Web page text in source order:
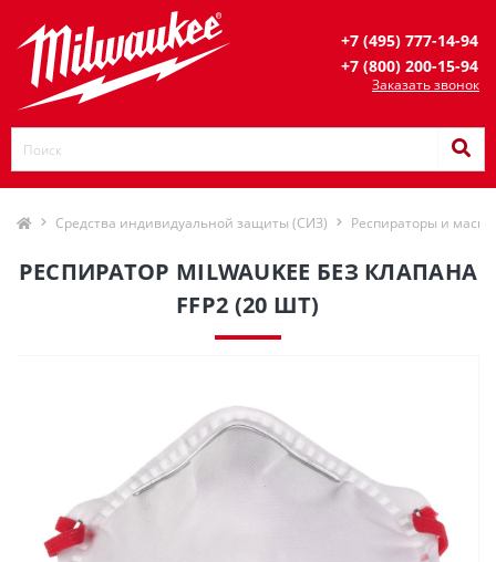
+7 (495) 777-14-94
+7 (800) 200-15-94
Заказать звонок
Средства индивидуальной защиты (СИЗ) Респираторы и маски
РЕСПИРАТОР MILWAUKEE БЕЗ КЛАПАНА
FFP2 (20 ШТ)